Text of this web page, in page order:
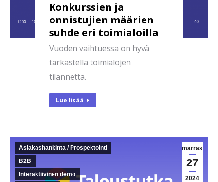
Konkurssien ja
onnistujien määrien
suhde eri toimialoilla
Vuoden vaihtuessa on hyvä
tarkastella toimialojen
tilannetta.
Lue lisää
marras
27
2024
Asiakashankinta / Prospektointi
B2B
Interaktiivinen demo